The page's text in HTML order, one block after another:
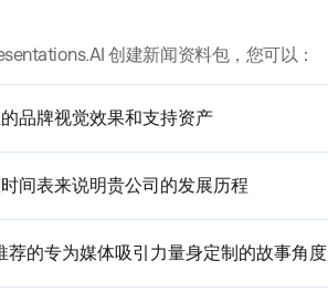
创建新闻资料包，您可以：
品牌视觉效果和支持资产
间表来说明贵公司的发展历程
荐的专为媒体吸引力量身定制的故事角度